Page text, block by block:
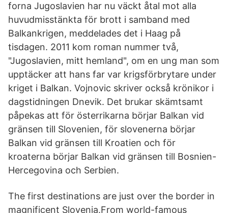
forna Jugoslavien har nu väckt åtal mot alla
huvudmisstänkta för brott i samband med
Balkankrigen, meddelades det i Haag på
tisdagen. 2011 kom roman nummer två,
"Jugoslavien, mitt hemland", om en ung man som
upptäcker att hans far var krigsförbrytare under
kriget i Balkan. Vojnovic skriver också krönikor i
dagstidningen Dnevik. Det brukar skämtsamt
påpekas att för österrikarna börjar Balkan vid
gränsen till Slovenien, för slovenerna börjar
Balkan vid gränsen till Kroatien och för
kroaterna börjar Balkan vid gränsen till Bosnien-
Hercegovina och Serbien.
The first destinations are just over the border in
magnificent Slovenia.From world-famous